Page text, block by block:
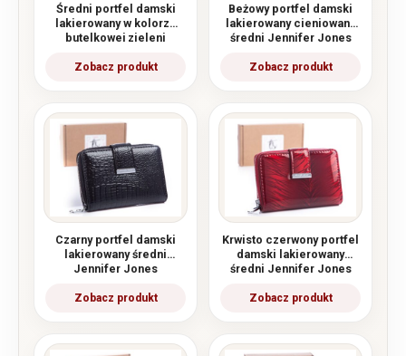
Średni portfel damski
lakierowany w kolorze
butelkowej zieleni
Beżowy portfel damski
lakierowany cieniowany
średni Jennifer Jones
Czarny portfel damski
lakierowany średni
Jennifer Jones
Krwisto czerwony portfel
damski lakierowany
średni Jennifer Jones